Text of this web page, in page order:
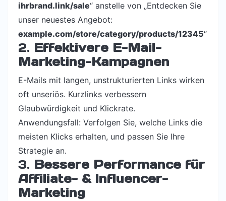
ihrbrand.link/sale“ anstelle von „Entdecken Sie
unser neuestes Angebot:
example.com/store/category/products/12345“
2. Effektivere E-Mail-
Marketing-Kampagnen
E-Mails mit langen, unstrukturierten Links wirken
oft unseriös. Kurzlinks verbessern
Glaubwürdigkeit und Klickrate.
Anwendungsfall: Verfolgen Sie, welche Links die
meisten Klicks erhalten, und passen Sie Ihre
Strategie an.
3. Bessere Performance für
Affiliate- & Influencer-
Marketing